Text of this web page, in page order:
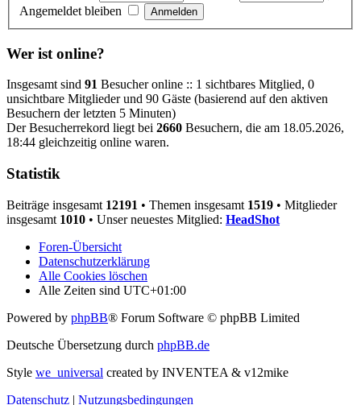
Angemeldet bleiben
Wer ist online?
Insgesamt sind 91 Besucher online :: 1 sichtbares Mitglied, 0
unsichtbare Mitglieder und 90 Gäste (basierend auf den aktiven
Besuchern der letzten 5 Minuten)
Der Besucherrekord liegt bei 2660 Besuchern, die am 18.05.2026,
18:44 gleichzeitig online waren.
Statistik
Beiträge insgesamt 12191 • Themen insgesamt 1519 • Mitglieder
insgesamt 1010 • Unser neuestes Mitglied: HeadShot
Foren-Übersicht
Datenschutzerklärung
Alle Cookies löschen
Alle Zeiten sind UTC+01:00
Powered by phpBB® Forum Software © phpBB Limited
Deutsche Übersetzung durch phpBB.de
Style we_universal created by INVENTEA & v12mike
Datenschutz | Nutzungsbedingungen